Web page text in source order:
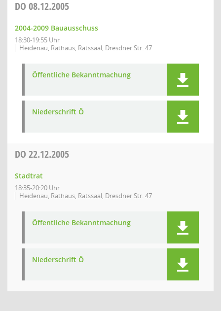
DO 08.12.2005
2004-2009 Bauausschuss
18:30-19:55 Uhr
Heidenau, Rathaus, Ratssaal, Dresdner Str. 47
Öffentliche Bekanntmachung
Niederschrift Ö
DO 22.12.2005
Stadtrat
18:35-20:20 Uhr
Heidenau, Rathaus, Ratssaal, Dresdner Str. 47
Öffentliche Bekanntmachung
Niederschrift Ö